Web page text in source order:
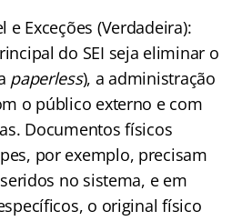
e Exceções (Verdadeira):
do SEI seja eliminar o
paperless), a administração
o público externo e com
Documentos físicos
por exemplo, precisam
no sistema, e em
o original físico